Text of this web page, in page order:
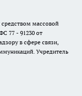
массовой
77 - 91230 от
в сфере связи,
Учредитель